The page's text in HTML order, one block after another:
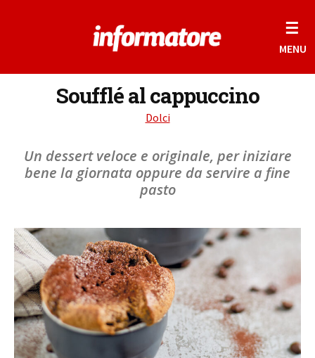
☰
MENU
Soufflé al cappuccino
Dolci
Un dessert veloce e originale, per iniziare
bene la giornata oppure da servire a fine
pasto